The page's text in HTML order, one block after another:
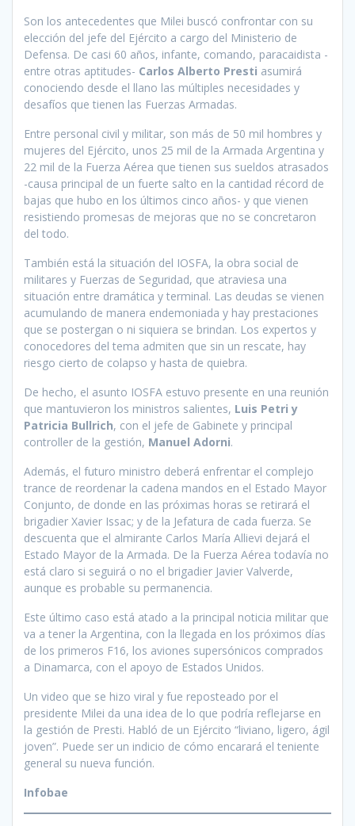
Son los antecedentes que Milei buscó confrontar con su
elección del jefe del Ejército a cargo del Ministerio de
Defensa. De casi 60 años, infante, comando, paracaidista -
entre otras aptitudes- Carlos Alberto Presti asumirá
conociendo desde el llano las múltiples necesidades y
desafíos que tienen las Fuerzas Armadas.
Entre personal civil y militar, son más de 50 mil hombres y
mujeres del Ejército, unos 25 mil de la Armada Argentina y
22 mil de la Fuerza Aérea que tienen sus sueldos atrasados
-causa principal de un fuerte salto en la cantidad récord de
bajas que hubo en los últimos cinco años- y que vienen
resistiendo promesas de mejoras que no se concretaron
del todo.
También está la situación del IOSFA, la obra social de
militares y Fuerzas de Seguridad, que atraviesa una
situación entre dramática y terminal. Las deudas se vienen
acumulando de manera endemoniada y hay prestaciones
que se postergan o ni siquiera se brindan. Los expertos y
conocedores del tema admiten que sin un rescate, hay
riesgo cierto de colapso y hasta de quiebra.
De hecho, el asunto IOSFA estuvo presente en una reunión
que mantuvieron los ministros salientes, Luis Petri y
Patricia Bullrich, con el jefe de Gabinete y principal
controller de la gestión, Manuel Adorni.
Además, el futuro ministro deberá enfrentar el complejo
trance de reordenar la cadena mandos en el Estado Mayor
Conjunto, de donde en las próximas horas se retirará el
brigadier Xavier Issac; y de la Jefatura de cada fuerza. Se
descuenta que el almirante Carlos María Allievi dejará el
Estado Mayor de la Armada. De la Fuerza Aérea todavía no
está claro si seguirá o no el brigadier Javier Valverde,
aunque es probable su permanencia.
Este último caso está atado a la principal noticia militar que
va a tener la Argentina, con la llegada en los próximos días
de los primeros F16, los aviones supersónicos comprados
a Dinamarca, con el apoyo de Estados Unidos.
Un video que se hizo viral y fue reposteado por el
presidente Milei da una idea de lo que podría reflejarse en
la gestión de Presti. Habló de un Ejército “liviano, ligero, ágil
joven”. Puede ser un indicio de cómo encarará el teniente
general su nueva función.
Infobae